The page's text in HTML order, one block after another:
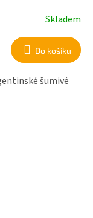
Skladem
Do košíku
šumivé